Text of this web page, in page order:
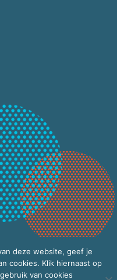
deze website, geef je
cookies. Klik hiernaast op
van cookies